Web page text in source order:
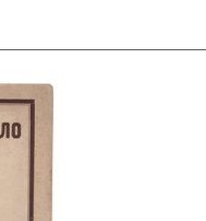
совместно с В. М.
смуты» в 3-х томах,
и много статей
различных церквах
по
высылкой как